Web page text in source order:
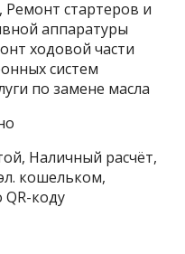
стартеров и
аппаратуры
ходовой части
систем
по замене масла
Наличный расчёт,
кошельком,
коду